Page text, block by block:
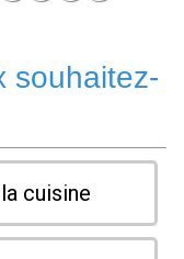
souhaitez-
cuisine